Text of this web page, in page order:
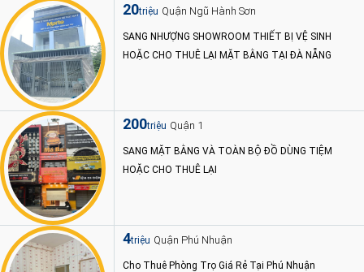
20triệu Quận Ngũ Hành Sơn
SANG NHƯỢNG SHOWROOM THIẾT BỊ VỆ SINH
HOẶC CHO THUÊ LẠI MẶT BẰNG TẠI ĐÀ NẴNG
200triệu Quận 1
SANG MẶT BẰNG VÀ TOÀN BỘ ĐỒ DÙNG TIỆM
HOẶC CHO THUÊ LẠI
4triệu Quận Phú Nhuận
Cho Thuê Phòng Trọ Giá Rẻ Tại Phú Nhuận